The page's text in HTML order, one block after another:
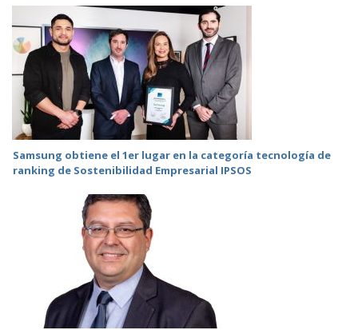
Samsung obtiene el 1er lugar en la categoría tecnología de
ranking de Sostenibilidad Empresarial IPSOS